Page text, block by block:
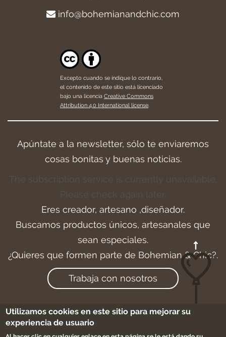
info@bohemianandchic.com
Excepto cuando se indique lo contrario,
el contenido de este sitio está licenciado
bajo una licencia Creative Commons
Attribution 4.0 International license.
Apúntate a la newsletter, sólo te enviaremos
cosas bonitas y buenas noticias.
The subscription service is currently unavailable.
Please check again later.
Eres creador, artesano ,diseñador.
Buscamos productos únicos, artesanales que
sean especiales.
¿Quieres que formen parte de Bohemian & Chic?.
Trabaja con nosotros
Aviso legal-Cookies
Utilizamos cookies en este sitio para mejorar su
experiencia de usuario